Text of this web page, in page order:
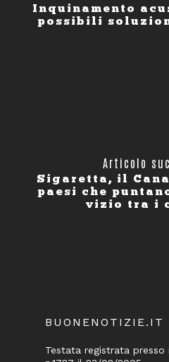
Inquinamento
possibili
Articolo
Sigaretta, il
paesi che
vizio tra i
BUONENOTIZIE.IT
Testata registrata